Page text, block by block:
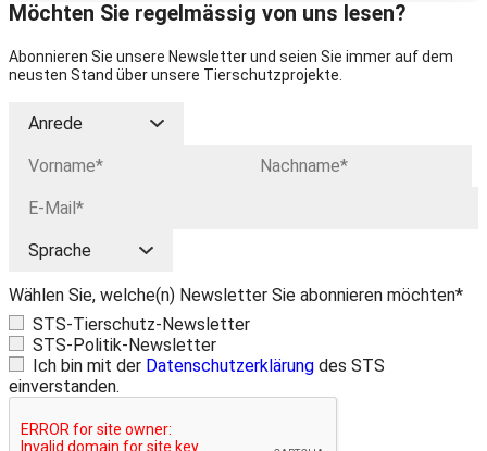
Möchten Sie regelmässig von uns lesen?
Abonnieren Sie unsere Newsletter und seien Sie immer auf dem
neusten Stand über unsere Tierschutzprojekte.
Wählen Sie, welche(n) Newsletter Sie abonnieren möchten*
STS-Tierschutz-Newsletter
STS-Politik-Newsletter
Ich bin mit der Datenschutzerklärung des STS
einverstanden.